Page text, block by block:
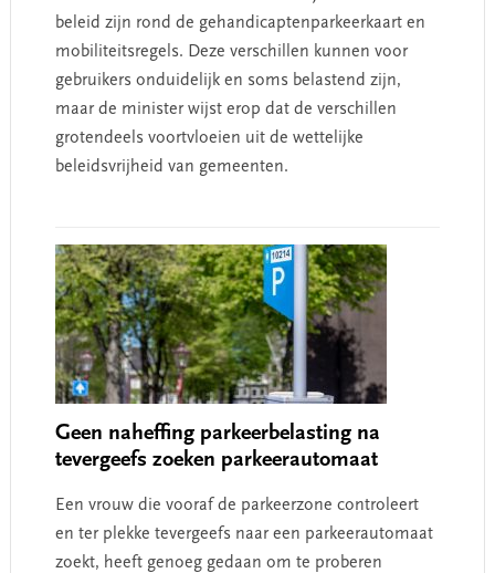
beleid zijn rond de gehandicaptenparkeerkaart en
mobiliteitsregels. Deze verschillen kunnen voor
gebruikers onduidelijk en soms belastend zijn,
maar de minister wijst erop dat de verschillen
grotendeels voortvloeien uit de wettelijke
beleidsvrijheid van gemeenten.
Geen naheffing parkeerbelasting na
tevergeefs zoeken parkeerautomaat
Een vrouw die vooraf de parkeerzone controleert
en ter plekke tevergeefs naar een parkeerautomaat
zoekt, heeft genoeg gedaan om te proberen